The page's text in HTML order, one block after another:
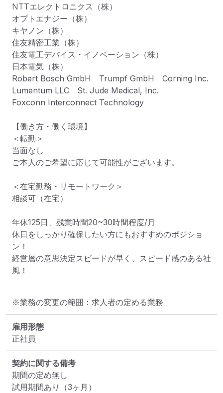
NTTエレクトロニクス（株）
オプトエナジー（株）
キヤノン（株）
住友精密工業（株）
住友電工デバイス・イノベーション（株）
日本電気（株）
Robert Bosch GmbH　Trumpf GmbH　Corning Inc.
Lumentum LLC　St. Jude Medical, Inc.
Foxconn Interconnect Technology
【働き方・働く環境】
＜転勤＞
当面なし
ご本人のご希望に応じて可能性がございます。
＜在宅勤務・リモートワーク＞
相談可（在宅）
年休125日、残業時間20~30時間程度/月
休日をしっかり確保したい方にもおすすめのポジショ
ン！
経営層の意思決定スピードが早く、スピード感のある社
風！
※業務の変更の範囲：求人者の定める業務
雇用形態
正社員
契約に関する備考
期間の定め無し
試用期間あり（3ヶ月）